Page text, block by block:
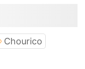
Chourico